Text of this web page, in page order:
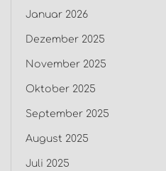
Januar 2026
Dezember 2025
November 2025
Oktober 2025
September 2025
August 2025
Juli 2025